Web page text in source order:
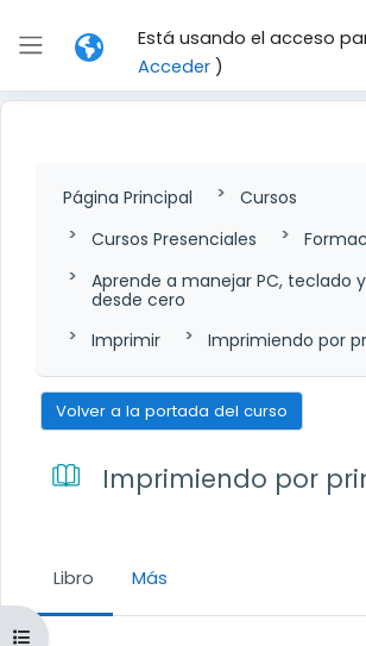
Panel lateral
Está usando el acceso
Acceder)
Abrir índice del curso
Página Principal
Cursos
Cursos Presenciales
Aprende a manejar PC, teclado
desde cero
Imprimir
Imprimiendo por
Volver a la portada del curso
Imprimiendo por
Libro Más